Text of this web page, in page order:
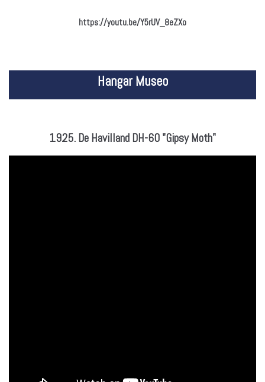
https://youtu.be/Y5rUV_8eZXo
Hangar Museo
1925. De Havilland DH-60 "Gipsy Moth"